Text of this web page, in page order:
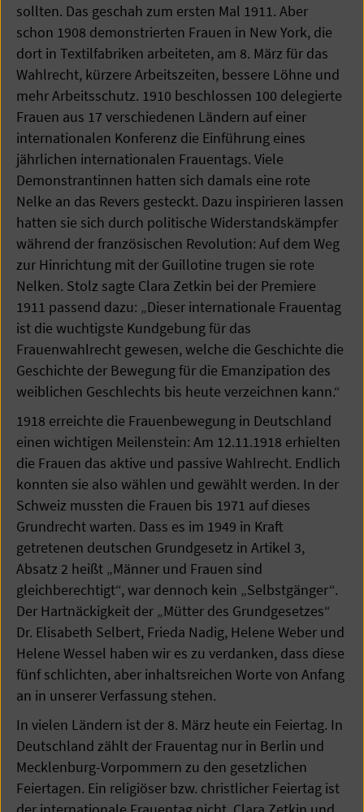
sollten. Das geschah zum ersten Mal 1911. Aber
schon 1908 demonstrierten Frauen in New York, die
dort in Textilfabriken arbeiteten, am 8. März für das
Wahlrecht, kürzere Arbeitszeiten, bessere Löhne und
mehr Arbeitsschutz. 1910 beschlossen 100 delegierte
Frauen aus 17 verschiedenen Ländern auf einer
internationalen Konferenz die Einführung eines
jährlichen internationalen Frauentags. Viele
Demonstrantinnen hatten sich damals eine rote
Nelke an das Revers gesteckt. Dazu inspirieren lassen
hatten sie sich durch politische Widerstandskämpfer
während der französischen Revolution: Auf dem Weg
zur Hinrichtung mit der Guillotine trugen sie rote
Nelken. Stolz sagte Clara Zetkin bei der Premiere
1911 passend dazu: „Dieser internationale Frauentag
ist die wuchtigste Kundgebung für das
Frauenwahlrecht gewesen, welche die Geschichte die
Geschichte der Bewegung für die Emanzipation des
weiblichen Geschlechts bis heute verzeichnen kann.“
1918 erreichte die Frauenbewegung in Deutschland
einen wichtigen Meilenstein: Am 12.11.1918 erhielten
die Frauen das aktive und passive Wahlrecht. Endlich
konnten sie also wählen und gewählt werden. In der
Schweiz mussten die Frauen bis 1971 auf dieses
Grundrecht warten. Dass es im 1949 in Kraft
getretenen deutschen Grundgesetz in Artikel 3,
Absatz 2 heißt „Männer und Frauen sind
gleichberechtigt“, war dennoch kein „Selbstgänger“.
Der Hartnäckigkeit der „Mütter des Grundgesetzes“
Dr. Elisabeth Selbert, Frieda Nadig, Helene Weber und
Helene Wessel haben wir es zu verdanken, dass diese
fünf schlichten, aber inhaltsreichen Worte von Anfang
an in unserer Verfassung stehen.
In vielen Ländern ist der 8. März heute ein Feiertag. In
Deutschland zählt der Frauentag nur in Berlin und
Mecklenburg-Vorpommern zu den gesetzlichen
Feiertagen. Ein religiöser bzw. christlicher Feiertag ist